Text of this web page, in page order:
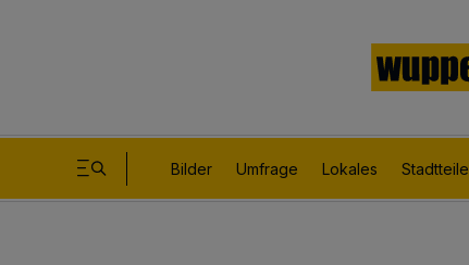
Bilder Umfrage Lokales Stadtteile